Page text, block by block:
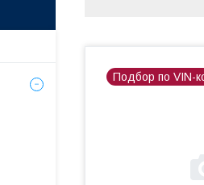
Подбор по VIN-